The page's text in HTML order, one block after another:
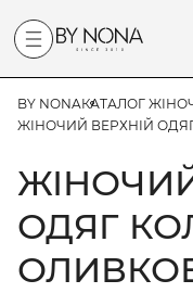
BY NONAКАТАЛОГ
ЖІНОЧИЙ ВЕРХНІЙ
ОДЯГ